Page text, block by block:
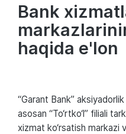
Bank
haqida e'lon
“Garant Bank”
asosan “To‘rtko‘l” filiali
xizmat ko‘rsatish markazi